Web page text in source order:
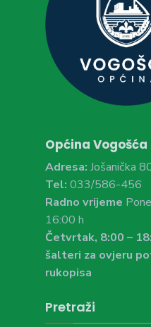
Općina Vogošća
Adresa: Jošanička
Tel: 033/586-456
Radno vrijeme
16:00 h
Četvrtak, 8:00 –
šalteri za ovjeru
rukopisa
Pretraži